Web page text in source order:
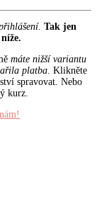
. Tak jen
máte nižší variantu
platba. Klikněte
spravovat. Nebo
kurz.